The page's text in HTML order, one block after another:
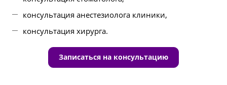
консультация анестезиолога клиники,
консультация хирурга.
Записаться на консультацию